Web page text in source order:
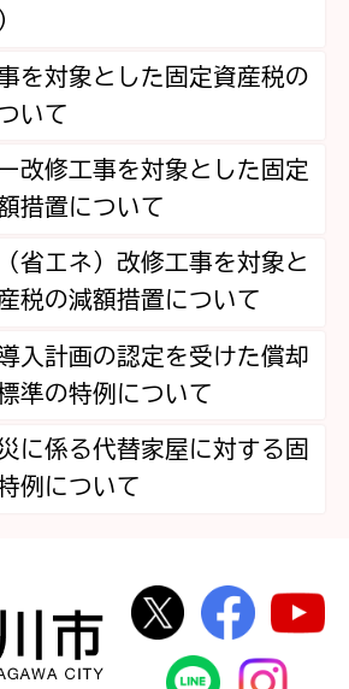
を対象とした固定資産税の
いて
改修工事を対象とした固定
措置について
省エネ）改修工事を対象と
税の減額措置について
入計画の認定を受けた償却
準の特例について
に係る代替家屋に対する固
例について
桜川市
桜川市公式
桜川
桜川市公